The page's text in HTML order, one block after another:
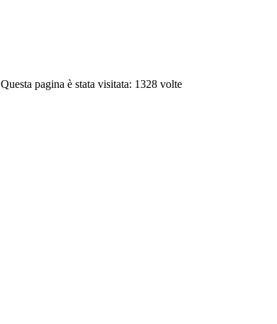
Questa pagina è stata visitata: 1328 volte